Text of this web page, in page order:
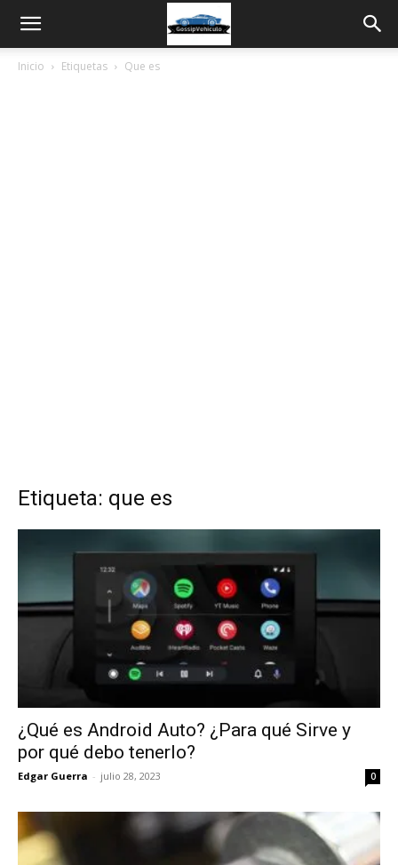
Inicio Etiquetas Que es
Etiqueta: que es
¿Qué es Android Auto? ¿Para qué Sirve y
por qué debo tenerlo?
Edgar Guerra - julio 28, 2023 0